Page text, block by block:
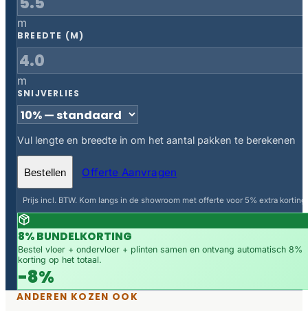
m
BREEDTE (M)
m
SNIJVERLIES
Vul lengte en breedte in om het aantal pakken te berekenen
Bestellen Offerte Aanvragen
Prijs incl. BTW. Kom langs in de showroom met offerte voor 5% extra korting.
8% BUNDELKORTING
Bestel vloer + ondervloer + plinten samen en ontvang automatisch 8%
korting op het totaal.
-8%
ANDEREN KOZEN OOK